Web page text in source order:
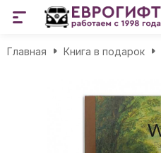
Главная Книга в подарок